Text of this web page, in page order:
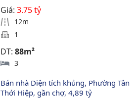
Giá:3.75 tỷ
12m
1
DT:88m²
3
Bán nhà Diện tích khủng, Phường Tân
Thới Hiệp, gần chợ, 4,89 tỷ